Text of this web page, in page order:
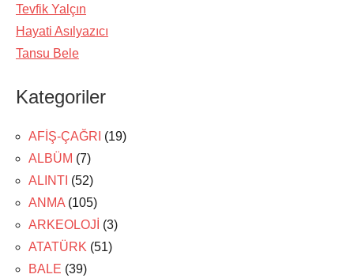
Tevfik Yalçın
Hayati Asılyazıcı
Tansu Bele
Kategoriler
AFİŞ-ÇAĞRI (19)
ALBÜM (7)
ALINTI (52)
ANMA (105)
ARKEOLOJİ (3)
ATATÜRK (51)
BALE (39)